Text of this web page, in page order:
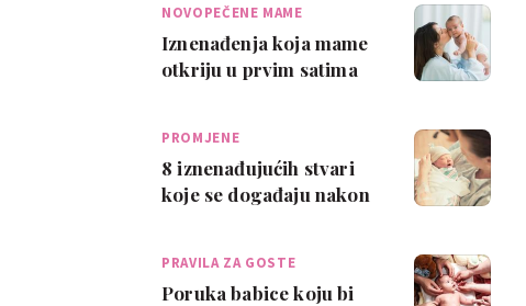
NOVOPEČENE MAME
Iznenađenja koja mame
otkriju u prvim satima
PROMJENE
8 iznenađujućih stvari
koje se događaju nakon
PRAVILA ZA GOSTE
Poruka babice koju bi